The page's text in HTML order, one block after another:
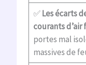
✅Les écarts
courants d’air
portes mal
massives de